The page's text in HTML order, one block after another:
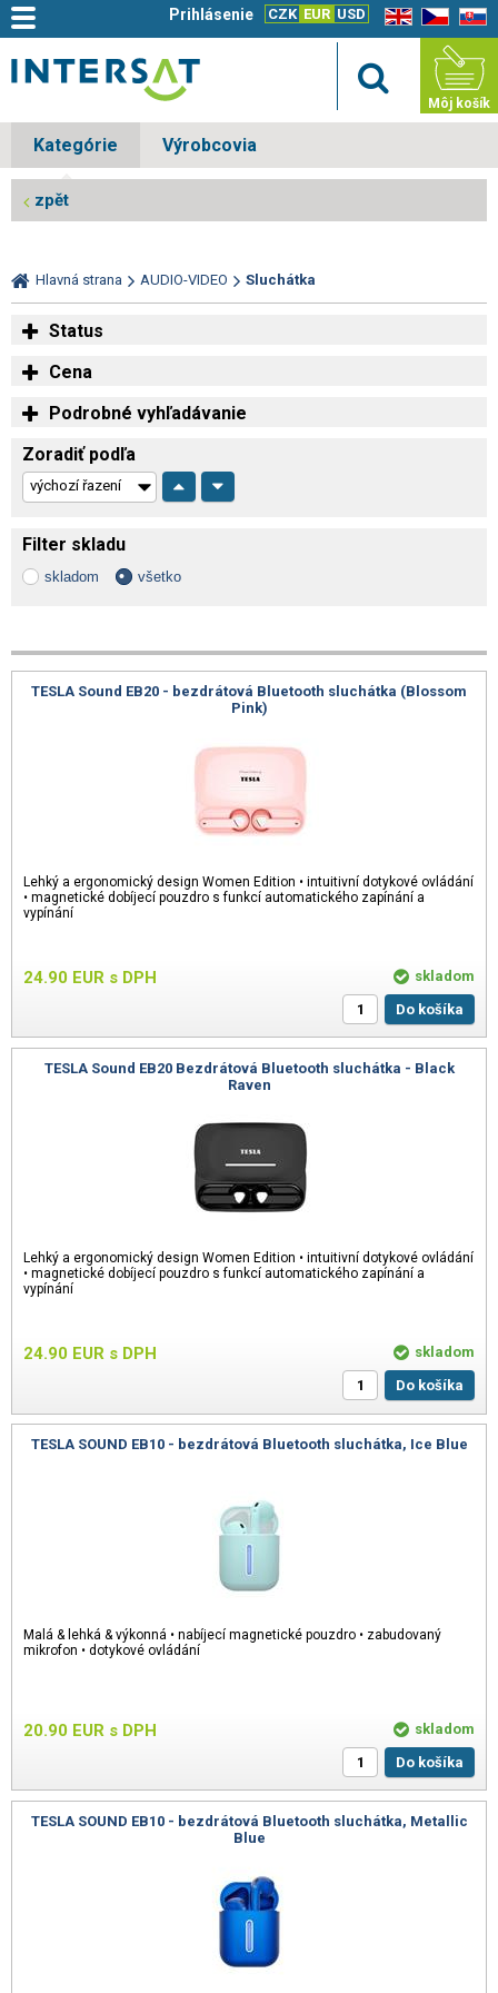
EN CZ SK
CZK EUR USD
Prihlásenie
Môj košík
Kategórie Výrobcovia
zpět
Hlavná strana AUDIO-VIDEO Sluchátka
Status
Cena
Podrobné vyhľadávanie
Zoradiť podľa
Filter skladu
skladom všetko
TESLA Sound EB20 - bezdrátová Bluetooth sluchátka (Blossom
Pink)
Lehký a ergonomický design Women Edition • intuitivní dotykové ovládání
• magnetické dobíjecí pouzdro s funkcí automatického zapínání a
vypínání
24.90 EUR s DPH
skladom
Do košíka
TESLA Sound EB20 Bezdrátová Bluetooth sluchátka - Black
Raven
Lehký a ergonomický design Women Edition • intuitivní dotykové ovládání
• magnetické dobíjecí pouzdro s funkcí automatického zapínání a
vypínání
24.90 EUR s DPH
skladom
Do košíka
TESLA SOUND EB10 - bezdrátová Bluetooth sluchátka, Ice Blue
Malá & lehká & výkonná • nabíjecí magnetické pouzdro • zabudovaný
mikrofon • dotykové ovládání
20.90 EUR s DPH
skladom
Do košíka
TESLA SOUND EB10 - bezdrátová Bluetooth sluchátka, Metallic
Blue